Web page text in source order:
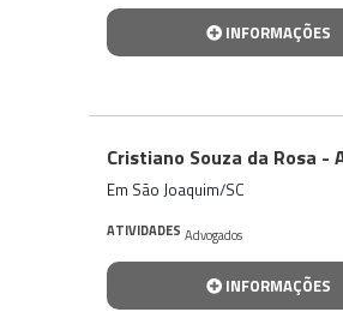
INFORMAÇÕES
Cristiano Souza da Rosa -
Em São Joaquim/SC
ATIVIDADES Advogados
INFORMAÇÕES